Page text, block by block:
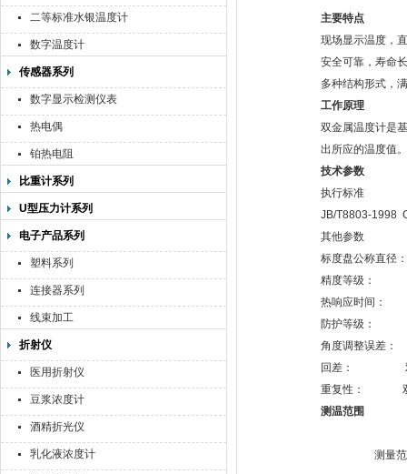
二等标准水银温度计
数字温度计
传感器系列
数字显示检测仪表
热电偶
铂热电阻
比重计系列
U型压力计系列
电子产品系列
塑料系列
连接器系列
线束加工
折射仪
医用折射仪
豆浆浓度计
酒精折光仪
乳化液浓度计
主要特点
现场显示温度，
安全可靠，寿命
多种结构形式，
工作原理
双金属温度计是
出所应的温度值
技术参数
执行标准
JB/T8803-1998
其他参数
标度盘公称直径
精度等级：
热响应时间：
防护等级：
角度调整误差：
回差： 双金
重复性： 双金
测温范围
测量